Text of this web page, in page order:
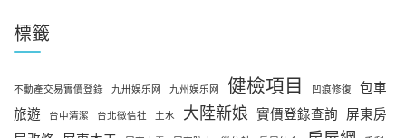
標籤
不動產交易實價登錄 九卅娱乐网 九州娱乐网 健檢項目 凹痕修復
包車
旅遊
台中清潔 台北徵信社 土水 大陸新娘 實價登錄查詢 屏東房